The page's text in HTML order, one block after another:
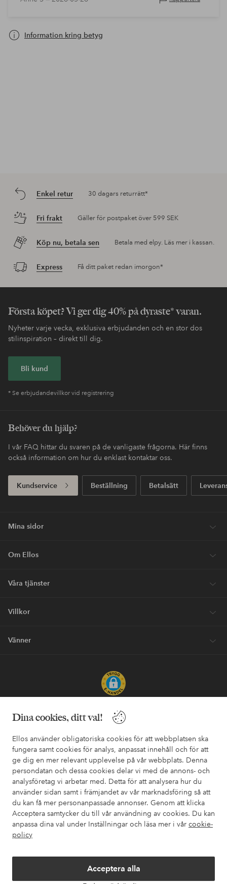
Dina cookies, ditt val!
Ellos använder obligatoriska cookies för att webbplatsen ska
fungera samt cookies för analys, anpassat innehåll och för att
ge dig en mer relevant upplevelse på vår webbplats. Denna
persondatan och dessa cookies delar vi med de annons- och
analysföretag vi arbetar med. Detta för att analysera hur du
använder sidan samt i främjandet av vår marknadsföring så att
du kan få mer personanpassade annonser. Genom att klicka
Acceptera samtycker du till vår användning av cookies. Du kan
anpassa dina val under Inställningar och läsa mer i vår cookie-
policy
Acceptera alla
Information kring betyg
Enkel retur 30 dagars returrätt*
Fri frakt Gäller för postpaket över 599 SEK
Köp nu, betala sen Betala med elpy. Läs mer i kassan.
Express Få ditt paket redan imorgon*
Första köpet? Vi ger dig 40% på dyraste* varan.
Nyheter varje vecka, exklusiva erbjudanden och en stor dos
stilinspiration – direkt till dig.
Bli kund
* Se erbjudandevillkor vid registrering
Behöver du hjälp?
I vår FAQ hittar du svaren på de vanligaste frågorna. Här finns
också information om hur du enklast kontaktar oss.
Kundservice Beställning Betalsätt
Mina sidor
Om Ellos
Våra tjänster
Villkor
Vänner
Säkra betalningar - Betala direkt eller dela upp
Vill du veta mer om
våra betalalternativ
elpy elpy
Sverige - Välj land
Facebook Instagram Pinterest Youtube